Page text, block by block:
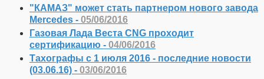
"КАМАЗ" может стать партнером нового завода
Mercedes - 05/06/2016
Газовая Лада Веста CNG проходит
сертификацию - 04/06/2016
Тахографы с 1 июля 2016 - последние новости
(03.06.16) - 03/06/2016